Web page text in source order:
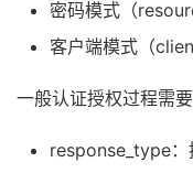
密码模式（
客户端模式（
一般认证授权过程需要
response_type：